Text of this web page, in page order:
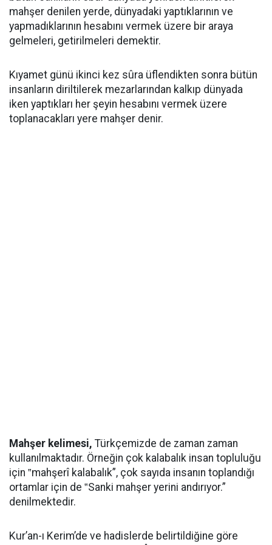
mahşer denilen yerde, dünyadaki yaptıklarının ve
yapmadıklarının hesabını vermek üzere bir araya
gelmeleri, getirilmeleri demektir.
Kıyamet günü ikinci kez sûra üflendikten sonra bütün
insanların diriltilerek mezarlarından kalkıp dünyada
iken yaptıkları her şeyin hesabını vermek üzere
toplanacakları yere mahşer denir.
Mahşer kelimesi, Türkçemizde de zaman zaman
kullanılmaktadır. Örneğin çok kalabalık insan topluluğu
için ‟mahşerî kalabalık”, çok sayıda insanın toplandığı
ortamlar için de ‟Sanki mahşer yerini andırıyor.”
denilmektedir.
Kur’an-ı Kerim’de ve hadislerde belirtildiğine göre